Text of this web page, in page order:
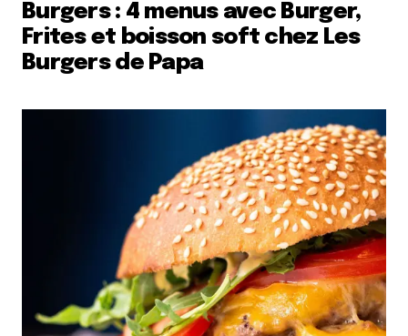
Burgers : 4 menus avec Burger,
Frites et boisson soft chez Les
Burgers de Papa